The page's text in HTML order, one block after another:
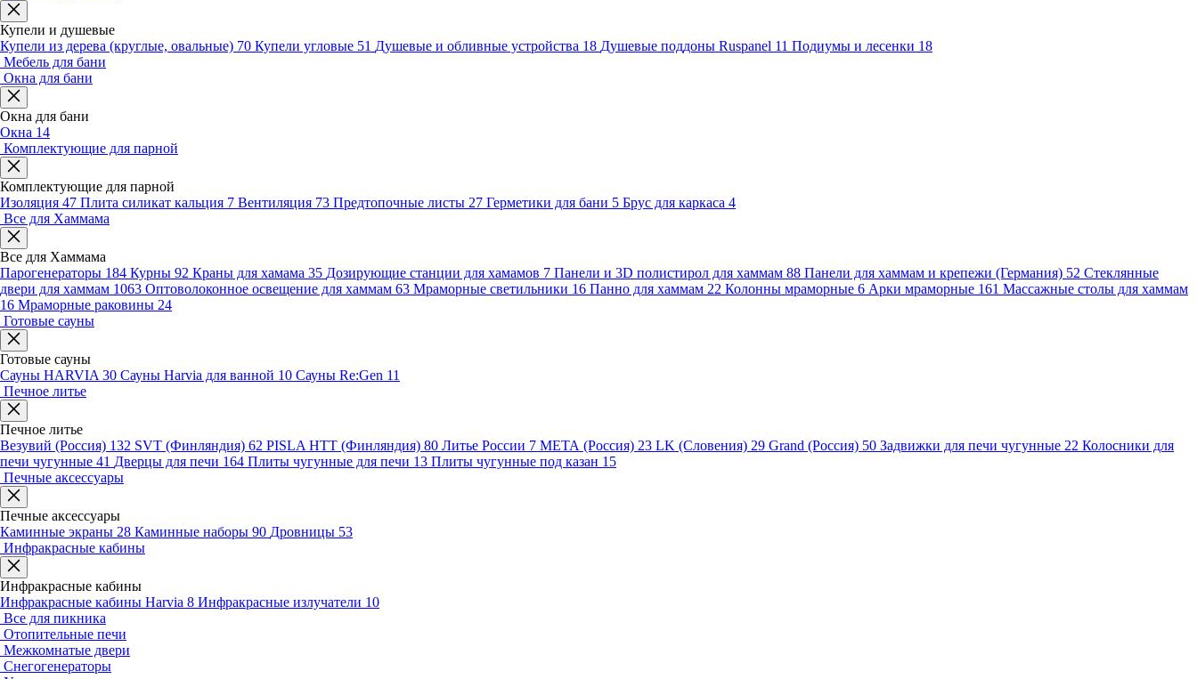
Купели и душевые
Купели из дерева (круглые, овальные) 70 Купели угловые 51 Душевые и обливные устройства 18 Душевые поддоны Ruspanel 11 Подиумы и лесенки 18
Мебель для бани
Окна для бани
Окна для бани
Окна 14
Комплектующие для парной
Комплектующие для парной
Изоляция 47 Плита силикат кальция 7 Вентиляция 73 Предтопочные листы 27 Герметики для бани 5 Брус для каркаса 4
Все для Хаммама
Все для Хаммама
Парогенераторы 184 Курны 92 Краны для хамама 35 Дозирующие станции для хамамов 7 Панели и 3D полистирол для хаммам 88 Панели для хаммам и крепежи (Германия) 52 Стеклянные
двери для хаммам 1063 Оптоволоконное освещение для хаммам 63 Мраморные светильники 16 Панно для хаммам 22 Колонны мраморные 6 Арки мраморные 161 Массажные столы для хаммам
16 Мраморные раковины 24
Готовые сауны
Готовые сауны
Сауны HARVIA 30 Сауны Harvia для ванной 10 Сауны Re:Gen 11
Печное литье
Печное литье
Везувий (Россия) 132 SVT (Финляндия) 62 PISLA HTT (Финляндия) 80 Литье России 7 МЕТА (Россия) 23 LK (Словения) 29 Grand (Россия) 50 Задвижки для печи чугунные 22 Колосники для
печи чугунные 41 Дверцы для печи 164 Плиты чугунные для печи 13 Плиты чугунные под казан 15
Печные аксессуары
Печные аксессуары
Каминные экраны 28 Каминные наборы 90 Дровницы 53
Инфракрасные кабины
Инфракрасные кабины
Инфракрасные кабины Harvia 8 Инфракрасные излучатели 10
Все для пикника
Отопительные печи
Межкомнатые двери
Снегогенераторы